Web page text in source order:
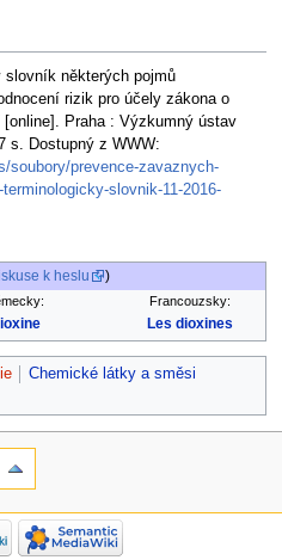
některých pojmů
rizik pro účely zákona o
Praha : Výzkumný ústav
s. Dostupný z WWW:
soubory/prevence-zavaznych-
slovnik-11-2016-
k heslu )
Francouzsky:
Les dioxines
Chemické látky a směsi